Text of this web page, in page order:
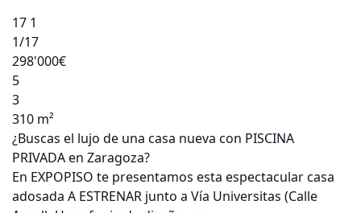
17 1
1/17
298'000€
5
3
310 m²
¿Buscas el lujo de una casa nueva con PISCINA
PRIVADA en Zaragoza?
En EXPOPISO te presentamos esta espectacular casa
adosada A ESTRENAR junto a Vía Universitas (Calle